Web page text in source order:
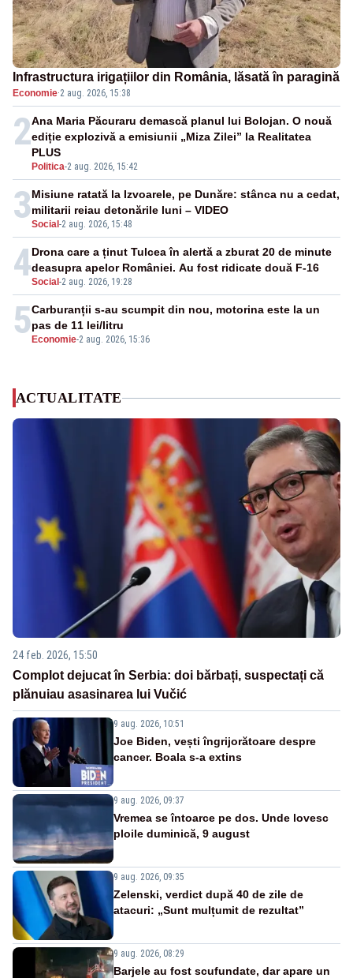
Infrastructura irigațiilor din România, lăsată în paragină
Economie·2 aug. 2026, 15:38
2
Politica-2 aug. 2026, 15:42
Ana Maria Păcuraru demască planul lui Bolojan. O nouă
ediție explozivă a emisiunii „Miza Zilei” la Realitatea
PLUS
3Social -2 aug. 2026, 15:48
Misiune ratată la Izvoarele, pe Dunăre: stânca nu a cedat,
militarii reiau detonările luni – VIDEO
4Social -2 aug. 2026, 19:28
Drona care a ținut Tulcea în alertă a zburat 20 de minute
deasupra apelor României. Au fost ridicate două F-16
5 Economie-2 aug. 2026, 15:36
Carburanții s-au scumpit din nou, motorina este la un
pas de 11 lei/litru
ACTUALITATE
24 feb. 2026, 15:50
Complot dejucat în Serbia: doi bărbați, suspectați că
plănuiau asasinarea lui Vučić
9 aug. 2026, 10:51
Joe Biden, vești îngrijorătoare despre
cancer. Boala s-a extins
9 aug. 2026, 09:37
Vremea se întoarce pe dos. Unde lovesc
ploile duminică, 9 august
9 aug. 2026, 09:35
Zelenski, verdict după 40 de zile de
atacuri: „Sunt mulțumit de rezultat”
9 aug. 2026, 08:29
Barjele au fost scufundate, dar apare un